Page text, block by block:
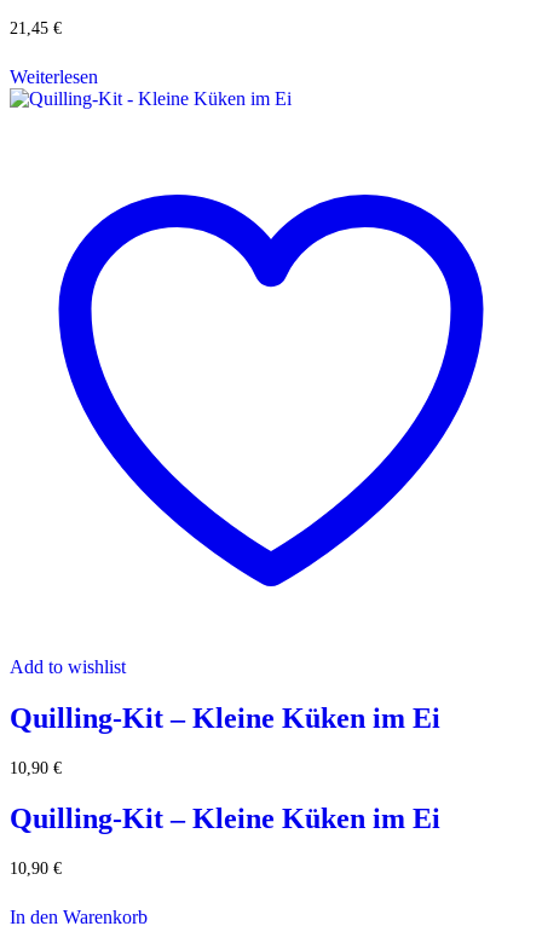
21,45 €
Weiterlesen
Add to wishlist
Quilling-Kit – Kleine Küken im Ei
10,90 €
Quilling-Kit – Kleine Küken im Ei
10,90 €
In den Warenkorb